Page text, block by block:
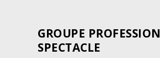
GROUPE PROFESSION
SPECTACLE